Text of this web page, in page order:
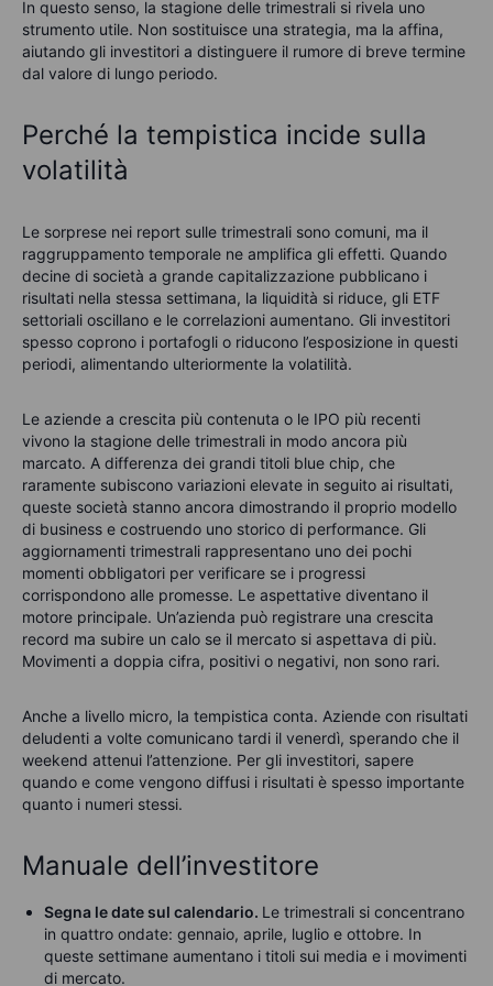
In questo senso, la stagione delle trimestrali si rivela uno
strumento utile. Non sostituisce una strategia, ma la affina,
aiutando gli investitori a distinguere il rumore di breve termine
dal valore di lungo periodo.
Perché la tempistica incide sulla
volatilità
Le sorprese nei report sulle trimestrali sono comuni, ma il
raggruppamento temporale ne amplifica gli effetti. Quando
decine di società a grande capitalizzazione pubblicano i
risultati nella stessa settimana, la liquidità si riduce, gli ETF
settoriali oscillano e le correlazioni aumentano. Gli investitori
spesso coprono i portafogli o riducono l’esposizione in questi
periodi, alimentando ulteriormente la volatilità.
Le aziende a crescita più contenuta o le IPO più recenti
vivono la stagione delle trimestrali in modo ancora più
marcato. A differenza dei grandi titoli blue chip, che
raramente subiscono variazioni elevate in seguito ai risultati,
queste società stanno ancora dimostrando il proprio modello
di business e costruendo uno storico di performance. Gli
aggiornamenti trimestrali rappresentano uno dei pochi
momenti obbligatori per verificare se i progressi
corrispondono alle promesse. Le aspettative diventano il
motore principale. Un’azienda può registrare una crescita
record ma subire un calo se il mercato si aspettava di più.
Movimenti a doppia cifra, positivi o negativi, non sono rari.
Anche a livello micro, la tempistica conta. Aziende con risultati
deludenti a volte comunicano tardi il venerdì, sperando che il
weekend attenui l’attenzione. Per gli investitori, sapere
quando e come vengono diffusi i risultati è spesso importante
quanto i numeri stessi.
Manuale dell’investitore
Segna le date sul calendario. Le trimestrali si concentrano
in quattro ondate: gennaio, aprile, luglio e ottobre. In
queste settimane aumentano i titoli sui media e i movimenti
di mercato.